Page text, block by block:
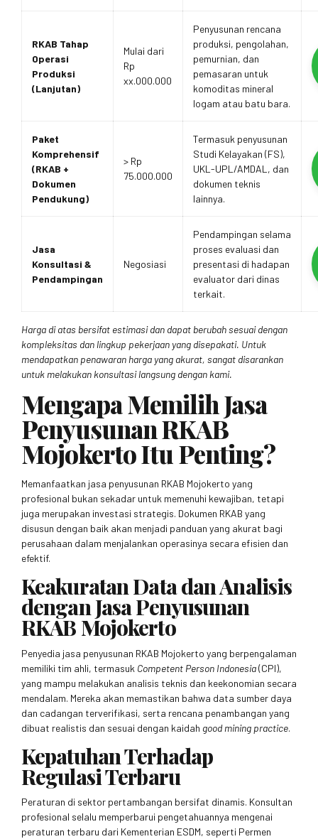
RKAB Tahap
Operasi
Produksi
(Lanjutan)
Mulai dari
Rp
xx.000.000
Penyusunan rencana
produksi, pengolahan,
pemurnian, dan
pemasaran untuk
komoditas mineral
logam atau batu bara.
Paket
Komprehensif
(RKAB +
Dokumen
Pendukung)
> Rp
75.000.000
Termasuk penyusunan
Studi Kelayakan (FS),
UKL-UPL/AMDAL, dan
dokumen teknis
lainnya.
Jasa
Konsultasi &
Pendampingan
Negosiasi
Pendampingan selama
proses evaluasi dan
presentasi di hadapan
evaluator dari dinas
terkait.
Harga di atas bersifat estimasi dan dapat berubah sesuai dengan
kompleksitas dan lingkup pekerjaan yang disepakati. Untuk
mendapatkan penawaran harga yang akurat, sangat disarankan
untuk melakukan konsultasi langsung dengan kami.
Mengapa Memilih Jasa
Penyusunan RKAB
Mojokerto Itu Penting?
Memanfaatkan jasa penyusunan RKAB Mojokerto yang
profesional bukan sekadar untuk memenuhi kewajiban, tetapi
juga merupakan investasi strategis. Dokumen RKAB yang
disusun dengan baik akan menjadi panduan yang akurat bagi
perusahaan dalam menjalankan operasinya secara efisien dan
efektif.
Keakuratan Data dan Analisis
dengan Jasa Penyusunan
RKAB Mojokerto
Penyedia jasa penyusunan RKAB Mojokerto yang berpengalaman
memiliki tim ahli, termasuk Competent Person Indonesia(CPI),
yang mampu melakukan analisis teknis dan keekonomian secara
mendalam. Mereka akan memastikan bahwa data sumber daya
dan cadangan terverifikasi, serta rencana penambangan yang
dibuat realistis dan sesuai dengan kaidah good mining practice.
Kepatuhan Terhadap
Regulasi Terbaru
Peraturan di sektor pertambangan bersifat dinamis. Konsultan
profesional selalu memperbarui pengetahuannya mengenai
peraturan terbaru dari Kementerian ESDM, seperti Permen